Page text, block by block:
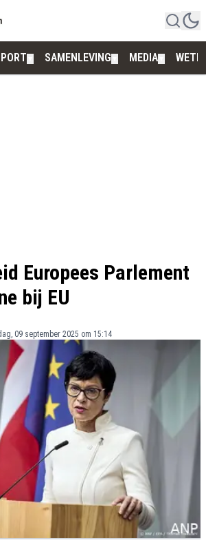
SAMENLEVING MEDIA
Europees Parlement
bij EU
09 september 2025 om 15:14